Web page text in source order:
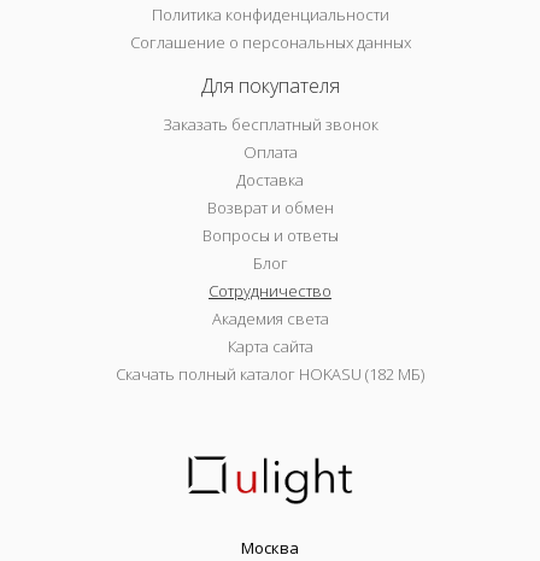
Политика конфиденциальности
Соглашение о персональных данных
Для покупателя
Заказать бесплатный звонок
Оплата
Доставка
Возврат и обмен
Вопросы и ответы
Блог
Сотрудничество
Академия света
Карта сайта
Скачать полный каталог HOKASU (182 МБ)
Москва